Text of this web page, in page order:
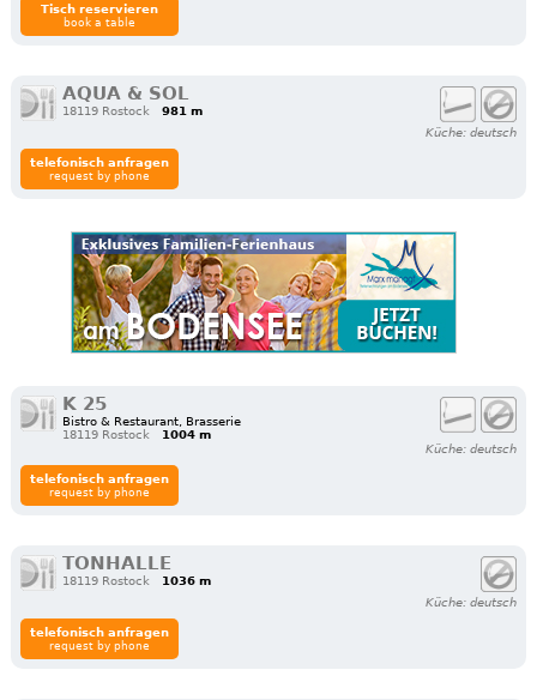
Tisch reservieren
book a table
AQUA & SOL
18119 Rostock
981 m
Küche: deutsch
telefonisch anfragen
request by phone
K 25
Bistro & Restaurant, Brasserie
18119 Rostock
1004 m
Küche: deutsch
telefonisch anfragen
request by phone
TONHALLE
18119 Rostock
1036 m
Küche: deutsch
telefonisch anfragen
request by phone